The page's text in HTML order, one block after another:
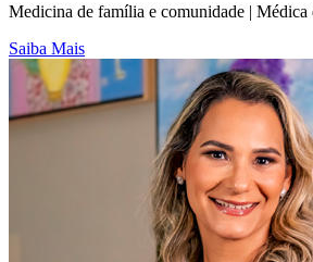
Medicina de família e comunidade | Médica
Saiba Mais